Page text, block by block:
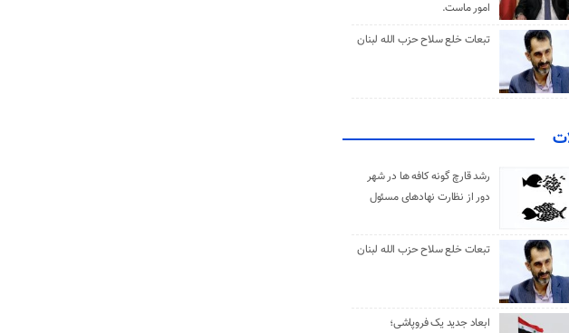
امور ماست.
تبعات خلع سلاح حزب الله لبنان
رشد قارچ گونه کافه ها در شهر
دور از نظارت نهادهای مسئول
تبعات خلع سلاح حزب الله لبنان
ابعاد جدید یک فروپاشی؛